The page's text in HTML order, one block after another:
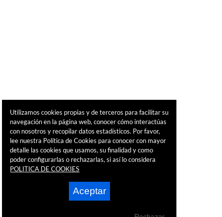
Utilizamos cookies propias y de terceros para facilitar su
navegación en la página web, conocer cómo interactúas
con nosotros y recopilar datos estadísticos. Por favor,
lee nuestra Política de Cookies para conocer con mayor
detalle las cookies que usamos, su finalidad y como
poder configurarlas o rechazarlas, si así lo considera
POLITICA DE COOKIES
Aceptar